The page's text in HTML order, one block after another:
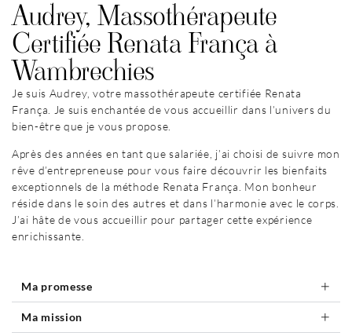
Audrey, Massothérapeute
Certifiée Renata França à
Wambrechies
Je suis Audrey, votre massothérapeute certifiée Renata
França. Je suis enchantée de vous accueillir dans l’univers du
bien-être que je vous propose.
Après des années en tant que salariée, j’ai choisi de suivre mon
rêve d’entrepreneuse pour vous faire découvrir les bienfaits
exceptionnels de la méthode Renata França. Mon bonheur
réside dans le soin des autres et dans l’harmonie avec le corps.
J’ai hâte de vous accueillir pour partager cette expérience
enrichissante.
Ma promesse
Ma mission